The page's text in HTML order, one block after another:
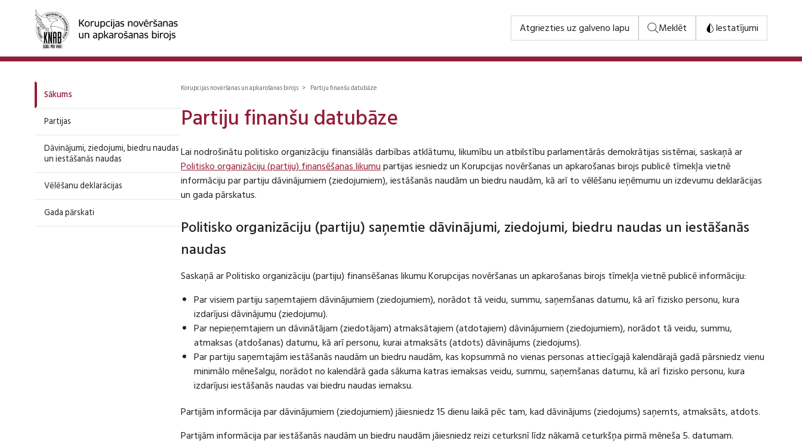
Atgriezties uz galveno lapu Meklēt Iestatījumi
Sākums
Partijas
Dāvinājumi, ziedojumi, biedru naudas
un iestāšanās naudas
Vēlēšanu deklarācijas
Gada pārskati
Korupcijas novēršanas un apkarošanas birojs > Partiju finanšu datubāze
Partiju finanšu datubāze
Lai nodrošinātu politisko organizāciju finansiālās darbības atklātumu, likumību un atbilstību parlamentārās demokrātijas sistēmai, saskaņā ar
Politisko organizāciju (partiju) finansēšanas likumupartijas iesniedz un Korupcijas novēršanas un apkarošanas birojs publicē tīmekļa vietnē
informāciju par partiju dāvinājumiem (ziedojumiem), iestāšanās naudām un biedru naudām, kā arī to vēlēšanu ieņēmumu un izdevumu deklarācijas
un gada pārskatus.
Politisko organizāciju (partiju) saņemtie dāvinājumi, ziedojumi, biedru naudas un iestāšanās
naudas
Saskaņā ar Politisko organizāciju (partiju) finansēšanas likumu Korupcijas novēršanas un apkarošanas birojs tīmekļa vietnē publicē informāciju:
Par visiem partiju saņemtajiem dāvinājumiem (ziedojumiem), norādot tā veidu, summu, saņemšanas datumu, kā arī fizisko personu, kura
izdarījusi dāvinājumu (ziedojumu).
Par nepieņemtajiem un dāvinātājam (ziedotājam) atmaksātajiem (atdotajiem) dāvinājumiem (ziedojumiem), norādot tā veidu, summu,
atmaksas (atdošanas) datumu, kā arī personu, kurai atmaksāts (atdots) dāvinājums (ziedojums).
Par partiju saņemtajām iestāšanās naudām un biedru naudām, kas kopsummā no vienas personas attiecīgajā kalendārajā gadā pārsniedz vienu
minimālo mēnešalgu, norādot no kalendārā gada sākuma katras iemaksas veidu, summu, saņemšanas datumu, kā arī fizisko personu, kura
izdarījusi iestāšanās naudas vai biedru naudas iemaksu.
Partijām informācija par dāvinājumiem (ziedojumiem) jāiesniedz 15 dienu laikā pēc tam, kad dāvinājums (ziedojums) saņemts, atmaksāts, atdots.
Partijām informācija par iestāšanās naudām un biedru naudām jāiesniedz reizi ceturksnī līdz nākamā ceturkšņa pirmā mēneša 5. datumam.